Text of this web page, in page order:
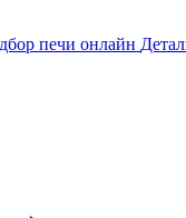
печи онлайн